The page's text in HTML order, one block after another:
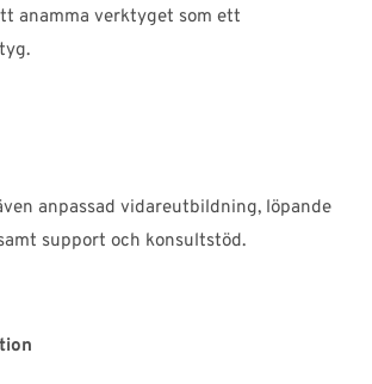
anamma verktyget som ett
anpassad vidareutbildning, löpande
support och konsultstöd.